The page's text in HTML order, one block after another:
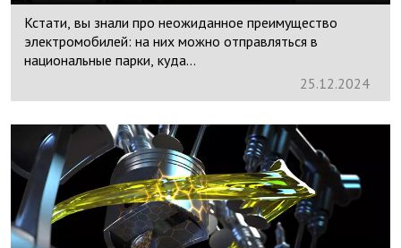
Кстати, вы знали про неожиданное преимущество
электромобилей: на них можно отправляться в
национальные парки, куда...
25.12.2024